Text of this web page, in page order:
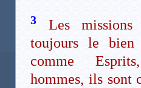
3
Les
toujours le
comme
hommes, ils sont